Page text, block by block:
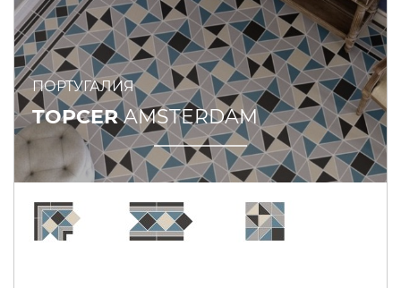
ПОРТУГАЛИЯ
TOPCERAMSTERDAM